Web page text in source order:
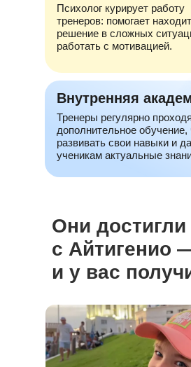
Психолог курирует работу
тренеров: помогает
решение в сложных
работать с мотивацией.
Внутренняя
Тренеры регулярно
дополнительное обучение,
развивать свои навыки и
ученикам актуальные
Они
с Айтигенио
и у вас